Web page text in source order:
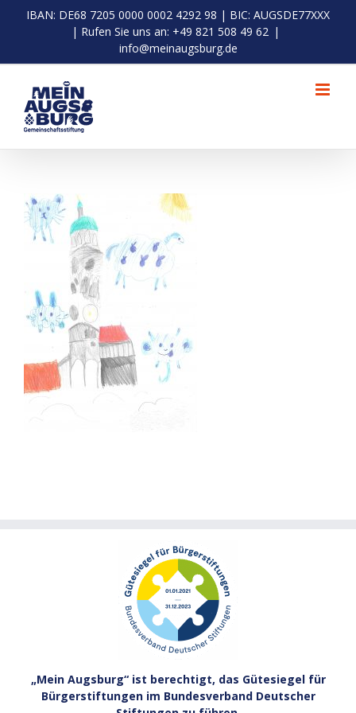
Inhalt
IBAN: DE68 7205 0000 0002 4292 98 | BIC: AUGSDE77XXX
| Rufen Sie uns an: +49 821 508 49 62 |
info@meinaugsburg.de
„Mein Augsburg“ ist berechtigt, das Gütesiegel für
Bürgerstiftungen im Bundesverband Deutscher